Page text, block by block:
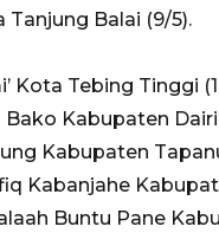
Tanjung Balai (9/5).
Kota Tebing Tinggi
Bako Kabupaten Dairi
Kabupaten
Kabanjahe
Buntu Pane